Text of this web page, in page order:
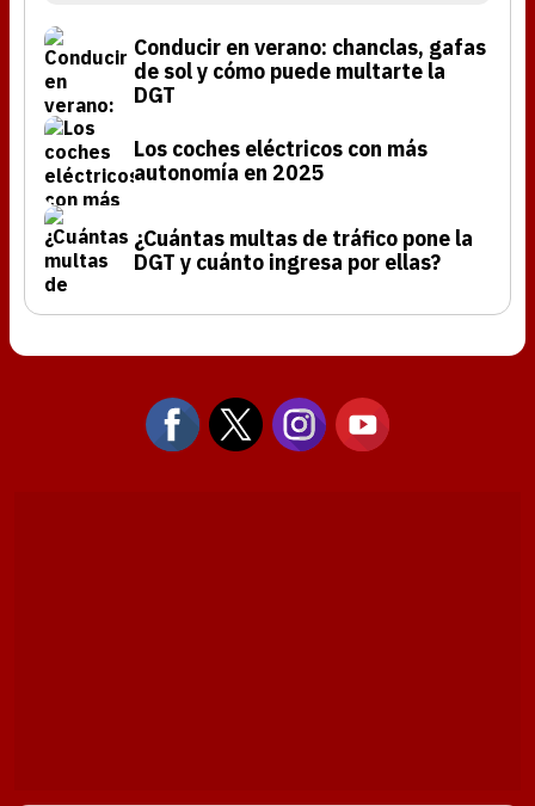
Conducir en verano: chanclas, gafas
de sol y cómo puede multarte la
DGT
Los coches eléctricos con más
autonomía en 2025
¿Cuántas multas de tráfico pone la
DGT y cuánto ingresa por ellas?